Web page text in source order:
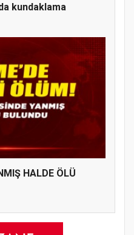
kundaklama
HALDE ÖLÜ